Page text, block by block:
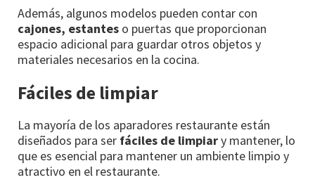
Además, algunos modelos pueden contar con
cajones, estantes o puertas que proporcionan
espacio adicional para guardar otros objetos y
materiales necesarios en la cocina.
Fáciles de limpiar
La mayoría de los aparadores restaurante están
diseñados para ser fáciles de limpiary mantener, lo
que es esencial para mantener un ambiente limpio y
atractivo en el restaurante.